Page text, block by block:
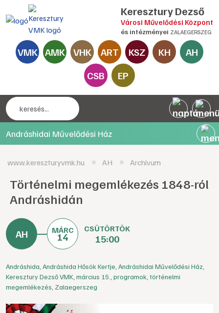
Keresztury Dezső
Városi Művelődési Központ
és intézményei ZALAEGERSZEG
VMK AMK VHK ART KSZ KH
AH
CSB
EP
Andráshidai Művelődési Ház
www.kereszturyvmk.hu AH Archívum
Történelmi megemlékezés 1848-ról
Andráshidán
MÁRC
14
CSÜTÖRTÖK
15:00
Andráshida Andráshida Hősök Kertje Andráshidai Művelődési Ház
Keresztury Dezső VMK március 15. programok történelmi
megemlékezés Zalaegerszeg